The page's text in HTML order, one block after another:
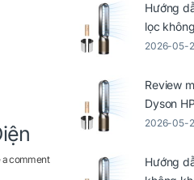
a comment
Hướng
lọc
2026-05-
Review
Dyson
2026-05-
Hướng